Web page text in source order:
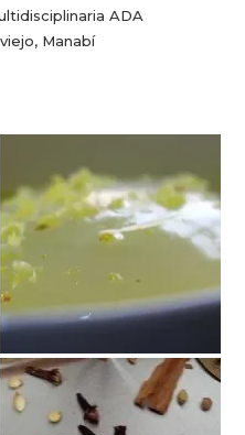
ADA
Manabí